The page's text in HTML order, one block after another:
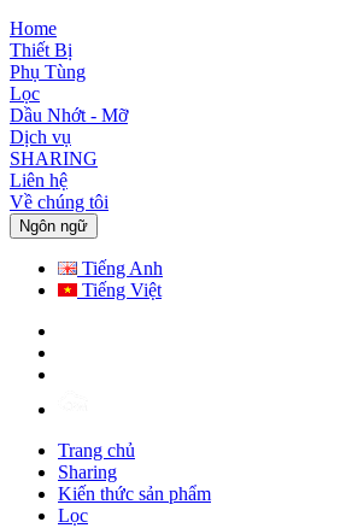
Home
Thiết Bị
Phụ Tùng
Lọc
Dầu Nhớt - Mỡ
Dịch vụ
SHARING
Liên hệ
Về chúng tôi
Ngôn ngữ
Tiếng Anh
Tiếng Việt
Trang chủ
Sharing
Kiến thức sản phẩm
Lọc